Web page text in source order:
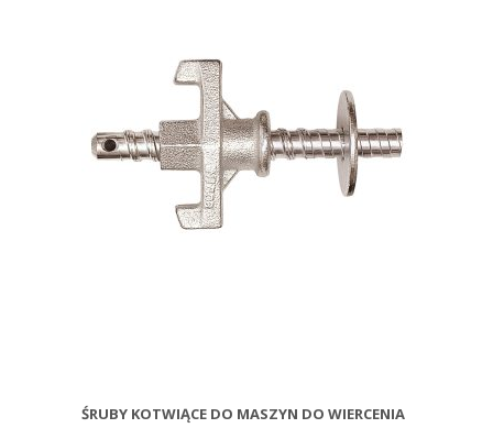
ŚRUBY KOTWIĄCE DO MASZYN DO WIERCENIA